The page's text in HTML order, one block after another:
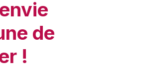
de
!